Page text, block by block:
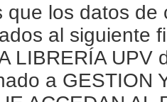
que los datos
al siguiente
LIBRERÍA
a GESTION